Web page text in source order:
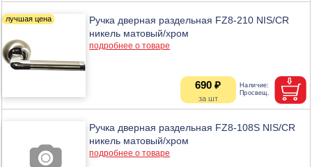
Ручка дверная раздельная FZ8-210 NIS/CR
никель матовый/хром
подробнее о товаре
690 ₽
Ручка дверная раздельная FZ8-108S NIS/CR
никель матовый/хром
подробнее о товаре